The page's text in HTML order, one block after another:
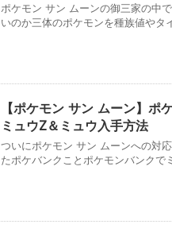
ポケモン サン ムーンの御三家の中
いのか三体のポケモンを種族値やタ
【ポケモン サン ムーン】ポ
ミュウZ＆ミュウ入手方法
ついにポケモン サン ムーンへの対
たポケバンクことポケモンバンクで